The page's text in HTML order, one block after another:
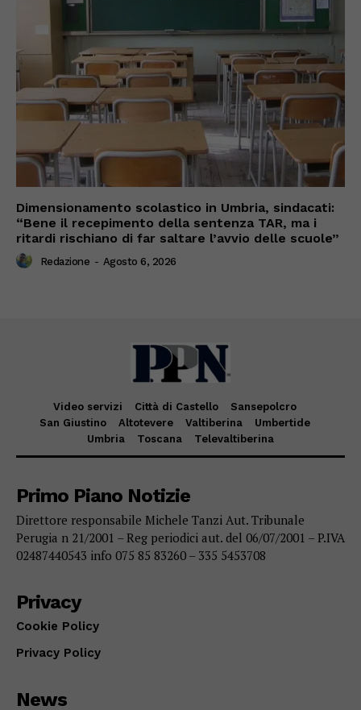
Dimensionamento scolastico in Umbria, sindacati:
“Bene il recepimento della sentenza TAR, ma i
ritardi rischiano di far saltare l’avvio delle scuole”
Redazione - Agosto 6, 2026
Video servizi Città di Castello
Sansepolcro
San Giustino
Altotevere Valtiberina
Umbertide
Umbria
Toscana Televaltiberina
Primo Piano Notizie
Direttore responsabile Michele Tanzi Aut. Tribunale
Perugia n 21/2001 – Reg periodici aut. del 06/07/2001 – P.IVA
02487440543 info 075 85 83260 – 335 5453708
Privacy
Cookie Policy
Privacy Policy
News